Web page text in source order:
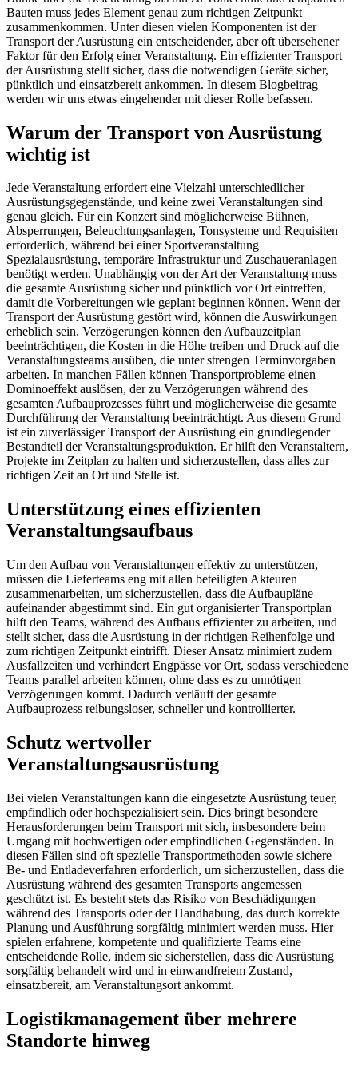
Bauten muss jedes Element genau zum richtigen Zeitpunkt
zusammenkommen. Unter diesen vielen Komponenten ist der
Transport der Ausrüstung ein entscheidender, aber oft übersehener
Faktor für den Erfolg einer Veranstaltung. Ein effizienter Transport
der Ausrüstung stellt sicher, dass die notwendigen Geräte sicher,
pünktlich und einsatzbereit ankommen. In diesem Blogbeitrag
werden wir uns etwas eingehender mit dieser Rolle befassen.
Warum der Transport von Ausrüstung
wichtig ist
Jede Veranstaltung erfordert eine Vielzahl unterschiedlicher
Ausrüstungsgegenstände, und keine zwei Veranstaltungen sind
genau gleich. Für ein Konzert sind möglicherweise Bühnen,
Absperrungen, Beleuchtungsanlagen, Tonsysteme und Requisiten
erforderlich, während bei einer Sportveranstaltung
Spezialausrüstung, temporäre Infrastruktur und Zuschaueranlagen
benötigt werden. Unabhängig von der Art der Veranstaltung muss
die gesamte Ausrüstung sicher und pünktlich vor Ort eintreffen,
damit die Vorbereitungen wie geplant beginnen können. Wenn der
Transport der Ausrüstung gestört wird, können die Auswirkungen
erheblich sein. Verzögerungen können den Aufbauzeitplan
beeinträchtigen, die Kosten in die Höhe treiben und Druck auf die
Veranstaltungsteams ausüben, die unter strengen Terminvorgaben
arbeiten. In manchen Fällen können Transportprobleme einen
Dominoeffekt auslösen, der zu Verzögerungen während des
gesamten Aufbauprozesses führt und möglicherweise die gesamte
Durchführung der Veranstaltung beeinträchtigt. Aus diesem Grund
ist ein zuverlässiger Transport der Ausrüstung ein grundlegender
Bestandteil der Veranstaltungsproduktion. Er hilft den Veranstaltern,
Projekte im Zeitplan zu halten und sicherzustellen, dass alles zur
richtigen Zeit an Ort und Stelle ist.
Unterstützung eines effizienten
Veranstaltungsaufbaus
Um den Aufbau von Veranstaltungen effektiv zu unterstützen,
müssen die Lieferteams eng mit allen beteiligten Akteuren
zusammenarbeiten, um sicherzustellen, dass die Aufbaupläne
aufeinander abgestimmt sind. Ein gut organisierter Transportplan
hilft den Teams, während des Aufbaus effizienter zu arbeiten, und
stellt sicher, dass die Ausrüstung in der richtigen Reihenfolge und
zum richtigen Zeitpunkt eintrifft. Dieser Ansatz minimiert zudem
Ausfallzeiten und verhindert Engpässe vor Ort, sodass verschiedene
Teams parallel arbeiten können, ohne dass es zu unnötigen
Verzögerungen kommt. Dadurch verläuft der gesamte
Aufbauprozess reibungsloser, schneller und kontrollierter.
Schutz wertvoller
Veranstaltungsausrüstung
Bei vielen Veranstaltungen kann die eingesetzte Ausrüstung teuer,
empfindlich oder hochspezialisiert sein. Dies bringt besondere
Herausforderungen beim Transport mit sich, insbesondere beim
Umgang mit hochwertigen oder empfindlichen Gegenständen. In
diesen Fällen sind oft spezielle Transportmethoden sowie sichere
Be- und Entladeverfahren erforderlich, um sicherzustellen, dass die
Ausrüstung während des gesamten Transports angemessen
geschützt ist. Es besteht stets das Risiko von Beschädigungen
während des Transports oder der Handhabung, das durch korrekte
Planung und Ausführung sorgfältig minimiert werden muss. Hier
spielen erfahrene, kompetente und qualifizierte Teams eine
entscheidende Rolle, indem sie sicherstellen, dass die Ausrüstung
sorgfältig behandelt wird und in einwandfreiem Zustand,
einsatzbereit, am Veranstaltungsort ankommt.
Logistikmanagement über mehrere
Standorte hinweg